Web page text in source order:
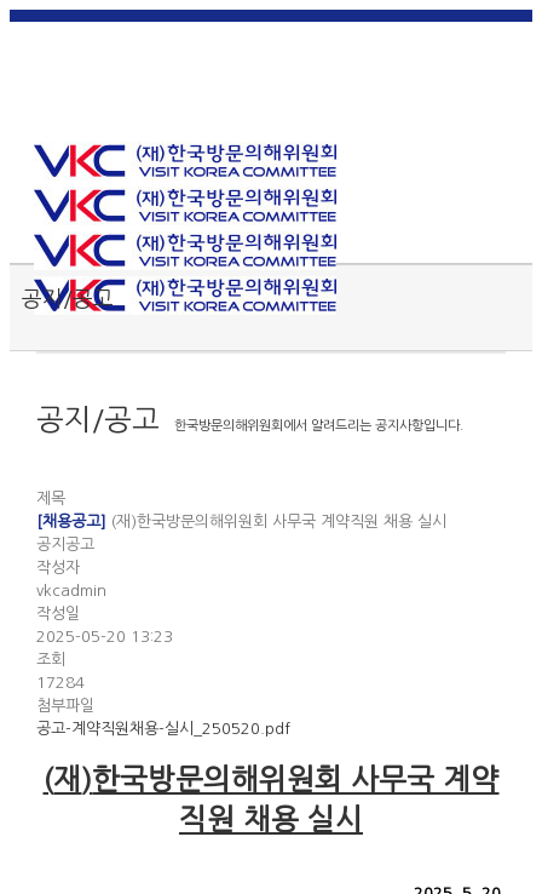
공지/공고
공지/공고 한국방문의해위원회에서 알려드리는 공지사항입니다.
제목
[채용공고]
(재)한국방문의해위원회 사무국 계약직원 채용 실시
공지공고
작성자
vkcadmin
작성일
2025-05-20 13:23
조회
17284
첨부파일
공고-계약직원채용-실시_250520.pdf
(재 )한국방문의해위원회 사무국 계약
직원 채용 실시